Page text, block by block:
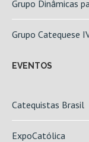
Grupo Dinâmicas
Grupo Catequese
EVENTOS
Catequistas Brasil
ExpoCatólica